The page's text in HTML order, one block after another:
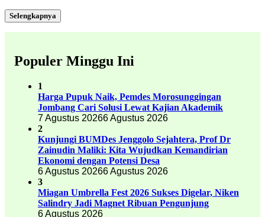
Selengkapnya
Populer Minggu Ini
1
Harga Pupuk Naik, Pemdes Morosunggingan
Jombang Cari Solusi Lewat Kajian Akademik
7 Agustus 20266 Agustus 2026
2
Kunjungi BUMDes Jenggolo Sejahtera, Prof Dr
Zainudin Maliki: Kita Wujudkan Kemandirian
Ekonomi dengan Potensi Desa
6 Agustus 20266 Agustus 2026
3
Miagan Umbrella Fest 2026 Sukses Digelar, Niken
Salindry Jadi Magnet Ribuan Pengunjung
6 Agustus 2026